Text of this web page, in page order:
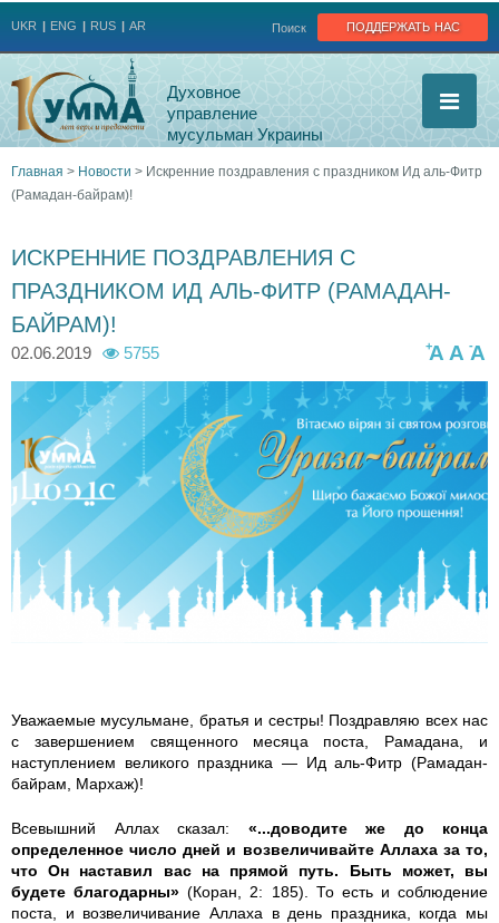
поддержать нас
Поиск
UKR ENG RUS AR
Духовное
управление
мусульман Украины
Вы
здесь
Главная > Новости > Искренние поздравления с праздником Ид аль-Фитр
(Рамадан-байрам)!
ИСКРЕННИЕ ПОЗДРАВЛЕНИЯ С
ПРАЗДНИКОМ ИД АЛЬ-ФИТР (РАМАДАН-
БАЙРАМ)!
02.06.2019 5755 -A
A
+A
u
m
m
a
a
a
d
Уважаемые мусульмане, братья и сестры! Поздравляю всех нас
с завершением священного месяца поста, Рамадана, и
наступлением великого праздника — Ид аль-Фитр (Рамадан-
байрам, Мархаж)!
Всевышний Аллах сказал: «...доводите же до конца
определенное число дней и возвеличивайте Аллаха за то,
что Он наставил вас на прямой путь. Быть может, вы
будете благодарны» (Коран, 2: 185). То есть и соблюдение
поста, и возвеличивание Аллаха в день праздника, когда мы